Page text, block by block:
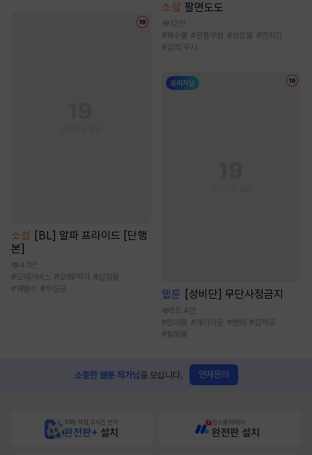
소설 [BL] 알파 프라이드 [단행
본]
4.1만
#오메가버스 #오해/착각 #삽질물
# 재벌수 #무심공
소설 팔면도도
12만
#복수물 #전통무협 #성장물 #먼치킨
#검객/무사
웹툰 [성비단] 무단사정금지
65.4만
#현대물 #개아가공 #변태 #집착공
#힐링물
소중한 웹툰 작가님을 모십니다. 연재문의
10배 적립, 2시간 먼저
완전판+ 설치
원스토어에서
완전판 설치